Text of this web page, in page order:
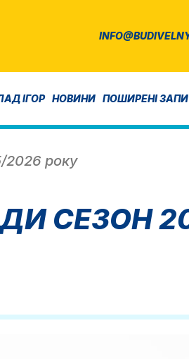
ІГОР НОВИНИ ПОШИРЕНІ
2026 року
СЕЗОН